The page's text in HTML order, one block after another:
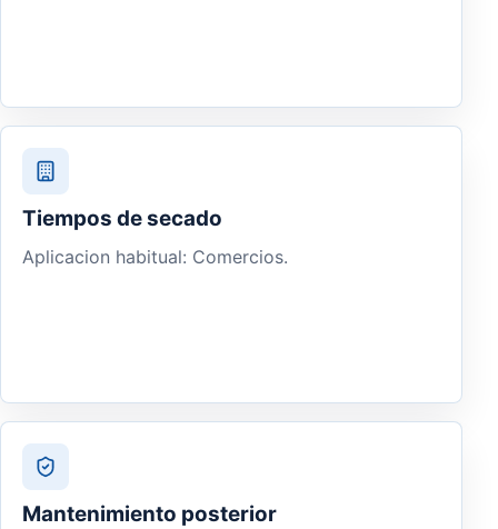
Tiempos de secado
Aplicacion habitual: Comercios.
Mantenimiento posterior